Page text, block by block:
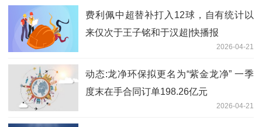
费利佩中超替补打入12球，自有统计以
来仅次于王子铭和于汉超|快播报
2026-04-21
动态:龙净环保拟更名为“紫金龙净” 一季
度末在手合同订单198.26亿元
2026-04-21